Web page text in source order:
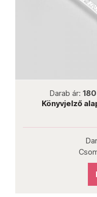
Darab ár:
Könyvjelző